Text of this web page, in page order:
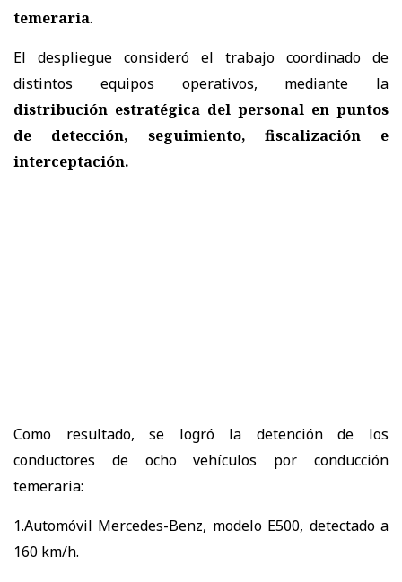
temeraria.
El despliegue consideró el trabajo coordinado de
distintos equipos operativos, mediante la
distribución estratégica del personal en puntos
de detección, seguimiento, fiscalización e
interceptación.
Como resultado, se logró la detención de los
conductores de ocho vehículos por conducción
temeraria:
1.Automóvil Mercedes-Benz, modelo E500, detectado a
160 km/h.